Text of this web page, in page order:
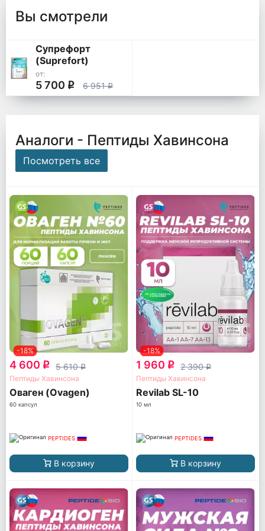
Вы смотрели
Супрефорт
(Suprefort)
от:
5 700 q 6 951q
Аналоги - Пептиды Хавинсона
Посмотреть все
-18%
4 600 q 5 610q
Пептиды Хавинсона
Оваген (Ovagen)
60 капсул
PEPTIDES
В корзину
-18%
1 960 q 2 390q
Пептиды Хавинсона
Revilab SL-10
10 мл
PEPTIDES
В корзину